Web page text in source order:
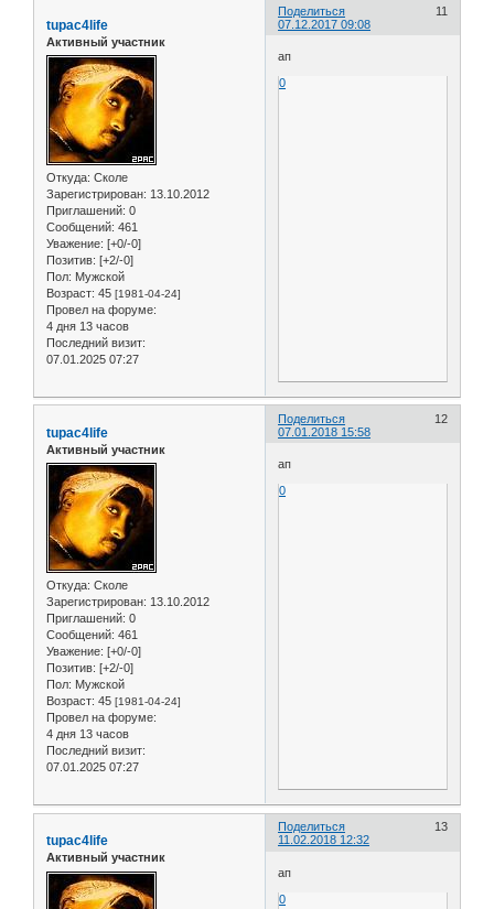
Поделиться
11
07.12.2017 09:08
tupac4life
Активный участник
Откуда: Сколе
Зарегистрирован: 13.10.2012
Приглашений: 0
Сообщений: 461
Уважение: [+0/-0]
Позитив: [+2/-0]
Пол: Мужской
Возраст: 45 [1981-04-24]
Провел на форуме:
4 дня 13 часов
Последний визит:
07.01.2025 07:27
ап
0
Поделиться
12
07.01.2018 15:58
tupac4life
Активный участник
Откуда: Сколе
Зарегистрирован: 13.10.2012
Приглашений: 0
Сообщений: 461
Уважение: [+0/-0]
Позитив: [+2/-0]
Пол: Мужской
Возраст: 45 [1981-04-24]
Провел на форуме:
4 дня 13 часов
Последний визит:
07.01.2025 07:27
ап
0
Поделиться
13
11.02.2018 12:32
tupac4life
Активный участник
ап
0